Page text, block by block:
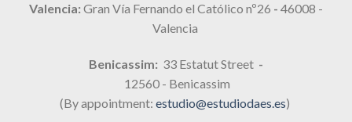
Valencia: Gran Vía Fernando el Católico nº26 - 46008 -
Valencia
Benicassim: 33 Estatut Street -
12560 - Benicassim
(By appointment: estudio@estudiodaes.es)